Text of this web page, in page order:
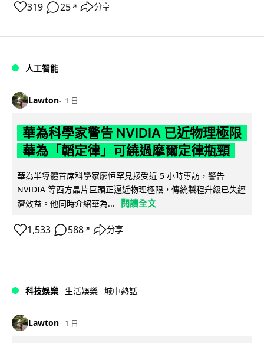
319 25 ↗ 分享
人工智能
Lawton 1 日
華為科學家警告 NVIDIA 已近物理極限
華為「韜定律」可繞過摩爾定律瓶頸
華為半導體首席科學家廖恒罕見接受近 5 小時專訪，警告
NVIDIA 等西方晶片巨頭正逼近物理極限，傳統製程升級已失經
濟效益。他同時介紹華為...
閱讀全文
1,533 588 ↗ 分享
科技娛樂 生活娛樂 城中熱話
Lawton 1 日